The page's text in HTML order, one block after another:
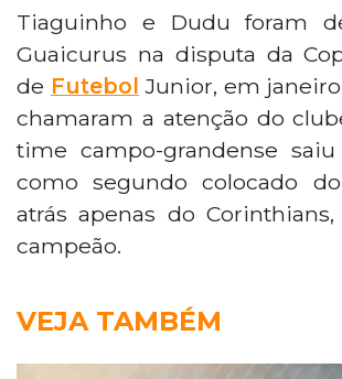
Tiaguinho e Dudu foram
Guaicurus na disputa da
de Futebol Junior, em
chamaram a atenção do
time campo-grandense
como segundo colocado
atrás apenas do
campeão.
VEJA TAMBÉM